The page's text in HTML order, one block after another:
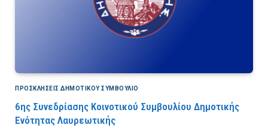
ΠΡΟΣΚΛΉΣΕΙΣ ΔΗΜΟΤΙΚΟΎ ΣΥΜΒΟΎΛΙΟ
6ης Συνεδρίασης Κοινοτικού Συμβουλίου Δημοτικής
Ενότητας Λαυρεωτικής